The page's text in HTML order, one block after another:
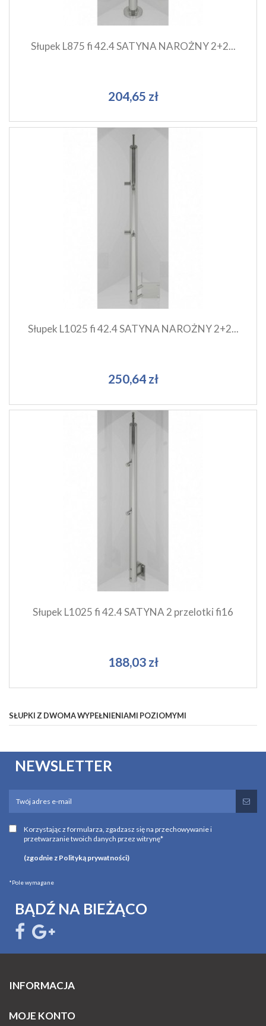
Słupek L875 fi 42.4 SATYNA NAROŻNY 2+2...
204,65 zł
Szybki podgląd produktu
Słupek L1025 fi 42.4 SATYNA NAROŻNY 2+2...
250,64 zł
Słupek L1025 fi 42.4 SATYNA 2 przelotki fi16
188,03 zł
SŁUPKI Z DWOMA WYPEŁNIENIAMI POZIOMYMI
NEWSLETTER
Korzystając z formularza, zgadzasz się na przechowywanie i
przetwarzanie twoich danych przez witrynę*
(zgodnie z Polityką prywatności)
*Pole wymagane
BĄDŹ NA BIEŻĄCO
INFORMACJA
MOJE KONTO